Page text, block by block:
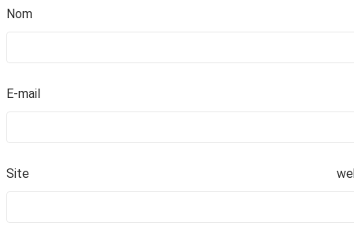
Nom
E-mail
Site